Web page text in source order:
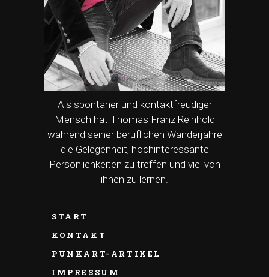
Als spontaner und kontaktfreudiger
Mensch hat Thomas Franz Reinhold
während seiner beruflichen Wanderjahre
die Gelegenheit, hochinteressante
Persönlichkeiten zu treffen und viel von
ihnen zu lernen.
START
KONTAKT
PUNKART-ARTIKEL
IMPRESSUM